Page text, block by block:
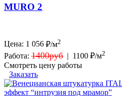
MURO 2
Цена: 1 056 ₽/м2
Работа: 1400руб | 1100 ₽/м2
Смотреть цену работы
Заказать